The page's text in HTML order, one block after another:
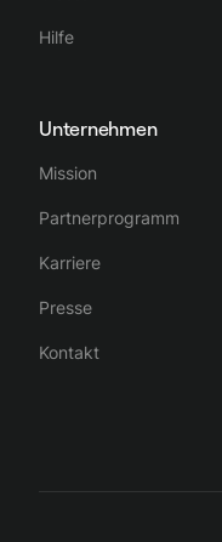
Hilfe
Unternehmen
Mission
Partnerprogramm
Karriere
Presse
Kontakt